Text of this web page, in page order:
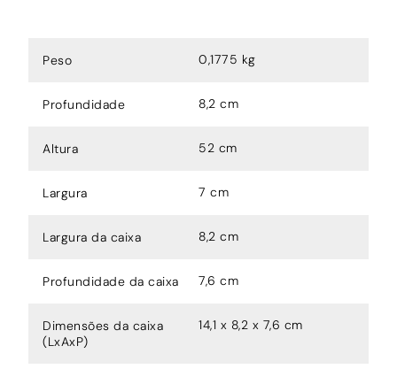
Peso 0,1775 kg
Profundidade 8,2 cm
Altura 52 cm
Largura 7 cm
Largura da caixa 8,2 cm
Profundidade da caixa 7,6 cm
Dimensões da caixa
(LxAxP)
14,1 x 8,2 x 7,6 cm